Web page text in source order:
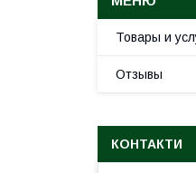
Товары и
Отзывы
КОНТАКТИ